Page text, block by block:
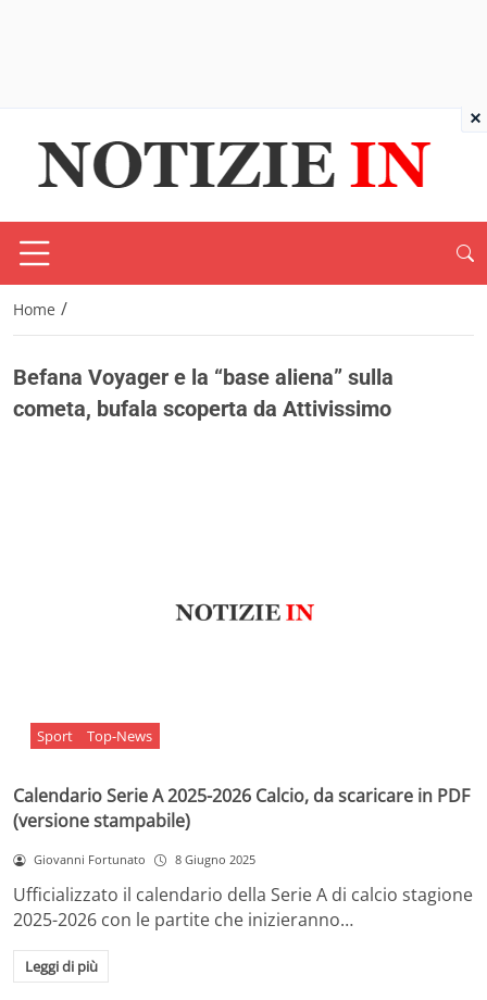
Home /
Befana Voyager e la “base aliena” sulla
cometa, bufala scoperta da Attivissimo
Sport Top-News
Calendario Serie A 2025-2026 Calcio, da scaricare in PDF
(versione stampabile)
Giovanni Fortunato 8 Giugno 2025
Ufficializzato il calendario della Serie A di calcio stagione
2025-2026 con le partite che inizieranno…
Leggi di più
×